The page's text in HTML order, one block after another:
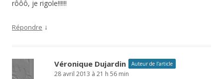
rôôô, je rigole!!!!!!
Répondre ↓
Véronique Dujardin Auteur de l’article
28 avril 2013 à 21 h 56 min